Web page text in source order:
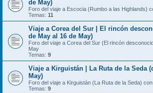
de May)
Foro del viaje a Escocia (Rumbo a las Highlands)
Temas: 11
Viaje a Corea del Sur | El rincón
de May al 16 de May)
Foro del viaje a Corea del Sur (El rincón
May
Temas: 9
Viaje a Kirguistán | La Ruta de la Seda
May)
Foro del viaje a Kirguistán (La Ruta de la Seda)
Temas: 9